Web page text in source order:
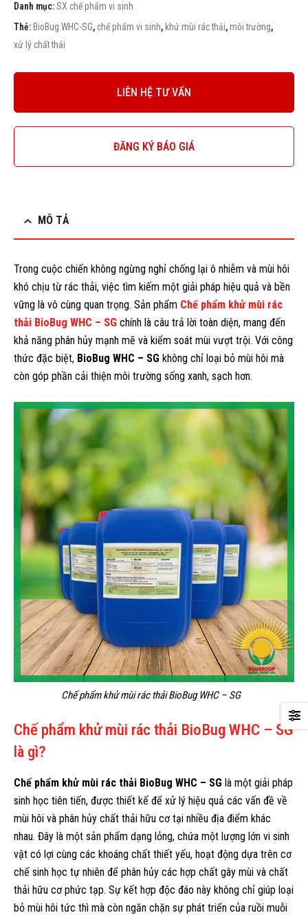
Danh mục:SX chế phẩm vi sinh
Thẻ: BioBug WHC-SG,chế phẩm vi sinh, khử mùi rác thải,môi trường,
xử lý chất thải
LIÊN HỆ TƯ VẤN
ĐĂNG KÝ BÁO GIÁ
MÔ TẢ
Trong cuộc chiến không ngừng nghỉ chống lại ô nhiễm và mùi hôi
khó chịu từ rác thải, việc tìm kiếm một giải pháp hiệu quả và bền
vững là vô cùng quan trọng. Sản phẩm Chế phẩm khử mùi rác
thải BioBug WHC – SG chính là câu trả lời toàn diện, mang đến
khả năng phân hủy mạnh mẽ và kiểm soát mùi vượt trội. Với công
thức đặc biệt, BioBug WHC – SG không chỉ loại bỏ mùi hôi mà
còn góp phần cải thiện môi trường sống xanh, sạch hơn.
Chế phẩm khử mùi rác thải BioBug WHC – SG
Chế phẩm khử mùi rác thải BioBug WHC – SG
là gì?
Chế phẩm khử mùi rác thải BioBug WHC – SG là một giải pháp
sinh học tiên tiến, được thiết kế để xử lý hiệu quả các vấn đề về
mùi hôi và phân hủy chất thải hữu cơ tại nhiều địa điểm khác
nhau. Đây là một sản phẩm dạng lỏng, chứa một lượng lớn vi sinh
vật có lợi cùng các khoáng chất thiết yếu, hoạt động dựa trên cơ
chế sinh học tự nhiên để phân hủy các hợp chất gây mùi và chất
thải hữu cơ phức tạp. Sự kết hợp độc đáo này không chỉ giúp loại
bỏ mùi hôi tức thì mà còn ngăn chặn sự phát triển của ruồi muỗi